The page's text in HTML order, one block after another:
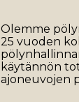
Olemme
25 vuoden
käytännön
ajoneuvojen